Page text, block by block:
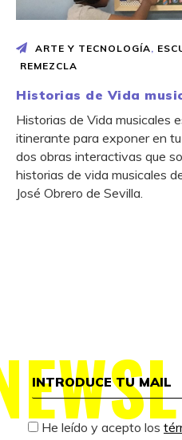
ARTE Y TECNOLOGÍA,
REMEZCLA
Historias de Vida
Historias de Vida musicales
itinerante para exponer en
dos obras interactivas que
historias de vida musicales
José Obrero de Sevilla.
He leído y acepto los